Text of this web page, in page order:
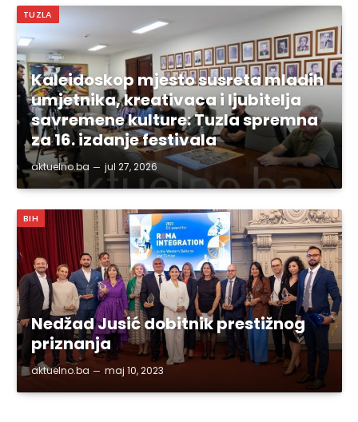
TUZLA
Kaleidoskop mjesto susreta mladih
umjetnika, kreativaca i ljubitelja
savremene kulture: Tuzla spremna
za 16. izdanje festivala
aktuelno.ba jul 27, 2026
BIH
Nedžad Jusić dobitnik prestižnog
priznanja
aktuelno.ba maj 10, 2023